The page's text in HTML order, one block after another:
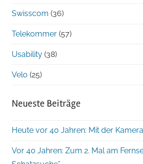
Swisscom (36)
Telekommer (57)
Usability (38)
Velo (25)
Neueste Beiträge
Heute vor 40 Jahren: Mit der
Vor 40 Jahren: Zum 2. Mal am